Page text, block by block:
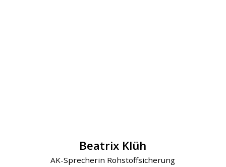
Beatrix Klüh
AK-Sprecherin Rohstoffsicherung